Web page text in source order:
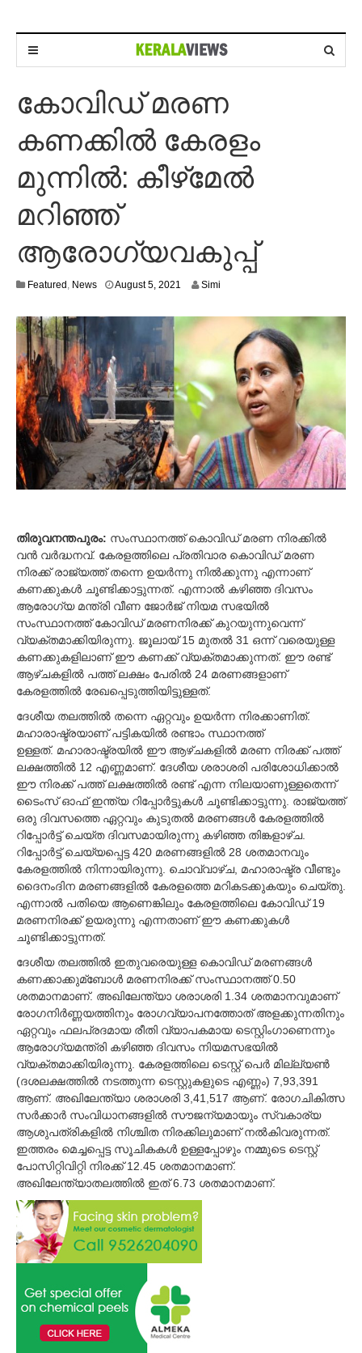
കോവിഡ് മരണ
കണക്കില്‍ കേരളം
മുന്നില്‍: കീഴ്‌മേല്‍
മറിഞ്ഞ്
ആരോഗ്യവകുപ്പ്
Featured , News August 5, 2021
u
,
2
Simi
തിരുവനന്തപുരം: സംസ്ഥാനത്ത് കൊവിഡ് മരണ നിരക്കില്‍
വന്‍ വര്‍ദ്ധനവ്. കേരളത്തിലെ പ്രതിവാര കൊവിഡ് മരണ
നിരക്ക് രാജ്യത്ത് തന്നെ ഉയര്‍ന്നു നില്‍ക്കുന്നു എന്നാണ്
കണക്കുകള്‍ ചൂണ്ടിക്കാട്ടുന്നത്. എന്നാല്‍ കഴിഞ്ഞ ദിവസം
ആരോഗ്യ മന്ത്രി വീണ ജോര്‍ജ് നിയമ സഭയില്‍
സംസ്ഥാനത്ത് കോവിഡ് മരണനിരക്ക് കുറയുന്നുവെന്ന്
വ്യക്തമാക്കിയിരുന്നു. ജൂലായ് 15 മുതല്‍ 31 ഒന്ന് വരെയുള്ള
കണക്കുകളിലാണ് ഈ കണക്ക് വ്യക്തമാക്കുന്നത്. ഈ രണ്ട്
ആഴ്ചകളില്‍ പത്ത് ലക്ഷം പേരില്‍ 24 മരണങ്ങളാണ്
കേരളത്തില്‍ രേഖപ്പെടുത്തിയിട്ടുള്ളത്.
ദേശീയ തലത്തില്‍ തന്നെ ഏറ്റവും ഉയര്‍ന്ന നിരക്കാണിത്.
മഹാരാഷ്ട്രയാണ് പട്ടികയില്‍ രണ്ടാം സ്ഥാനത്ത്
ഉള്ളത്. മഹാരാഷ്ട്രയില്‍ ഈ ആഴ്ചകളില്‍ മരണ നിരക്ക് പത്ത്
ലക്ഷത്തില്‍ 12 എണ്ണമാണ്. ദേശീയ ശരാശരി പരിശോധിക്കാല്‍
ഈ നിരക്ക് പത്ത് ലക്ഷത്തില്‍ രണ്ട് എന്ന നിലയാണുള്ളതെന്ന്
ടൈംസ് ഓഫ് ഇന്ത്യ റിപ്പോര്‍ട്ടുകള്‍ ചൂണ്ടിക്കാട്ടുന്നു. രാജ്യത്ത്
ഒരു ദിവസത്തെ ഏറ്റവും കുടുതല്‍ മരണങ്ങള്‍ കേരളത്തില്‍
റിപ്പോര്‍ട്ട് ചെയ്ത ദിവസമായിരുന്നു കഴിഞ്ഞ തിങ്കളാഴ്ച.
റിപ്പോര്‍ട്ട് ചെയ്യപ്പെട്ട 420 മരണങ്ങളില്‍ 28 ശതമാനവും
കേരളത്തില്‍ നിന്നായിരുന്നു. ചൊവ്വാഴ്ച, മഹാരാഷ്ട്ര വീണ്ടും
ദൈനംദിന മരണങ്ങളില്‍ കേരളത്തെ മറികടക്കുകയും ചെയ്തു.
എന്നാല്‍ പതിയെ ആണെങ്കിലും കേരളത്തിലെ കോവിഡ് 19
മരണനിരക്ക് ഉയരുന്നു എന്നതാണ് ഈ കണക്കുകള്‍
ചൂണ്ടിക്കാട്ടുന്നത്.
ദേശീയ തലത്തില്‍ ഇതുവരെയുള്ള കൊവിഡ് മരണങ്ങള്‍
കണക്കാക്കുമ്ബോള്‍ മരണനിരക്ക് സംസ്ഥാനത്ത് 0.50
ശതമാനമാണ്. അഖിലേന്ത്യാ ശരാശരി 1.34 ശതമാനവുമാണ്
രോഗനിര്‍ണ്ണയത്തിനും രോഗവ്യാപനത്തോത് അളക്കുന്നതിനും
ഏറ്റവും ഫലപ്രദമായ രീതി വ്യാപകമായ ടെസ്റ്റിംഗാണെന്നും
ആരോഗ്യമന്ത്രി കഴിഞ്ഞ ദിവസം നിയമസഭയില്‍
വ്യക്തമാക്കിയിരുന്നു. കേരളത്തിലെ ടെസ്റ്റ് പെര്‍ മില്ല്യണ്‍
(ദശലക്ഷത്തില്‍ നടത്തുന്ന ടെസ്റ്റുകളുടെ എണ്ണം) 7,93,391
ആണ്. അഖിലേന്ത്യാ ശരാശരി 3,41,517 ആണ്. രോഗചികിത്സ
സര്‍ക്കാര്‍ സംവിധാനങ്ങളില്‍ സൗജന്യമായും സ്വകാര്യ
ആശുപത്രികളില്‍ നിശ്ചിത നിരക്കിലുമാണ് നല്‍കിവരുന്നത്.
ഇത്തരം മെച്ചപ്പെട്ട സൂചികകള്‍ ഉള്ളപ്പോഴും നമ്മുടെ ടെസ്റ്റ്
പോസിറ്റിവിറ്റി നിരക്ക് 12.45 ശതമാനമാണ്.
അഖിലേന്ത്യാതലത്തില്‍ ഇത് 6.73 ശതമാനമാണ്.